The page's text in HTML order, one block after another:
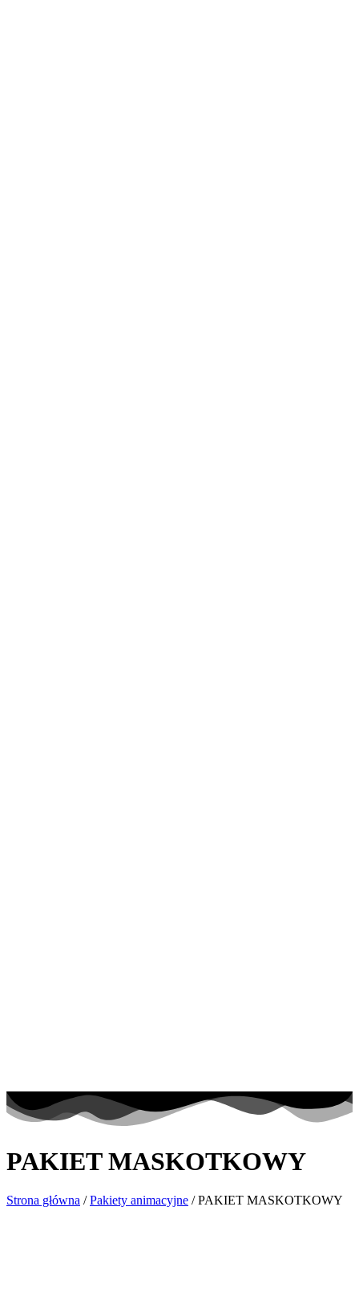
PAKIET MASKOTKOWY
Strona główna /Pakiety animacyjne / PAKIET MASKOTKOWY